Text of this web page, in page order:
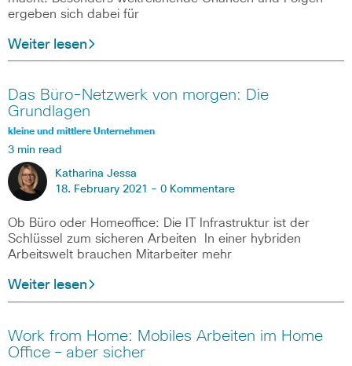
ergeben sich dabei für
Weiter lesen
Das Büro-Netzwerk von morgen: Die
Grundlagen
kleine und mittlere Unternehmen
3 min read
Katharina Jessa
18. February 2021 - 0 Kommentare
Ob Büro oder Homeoffice: Die IT Infrastruktur ist der
Schlüssel zum sicheren Arbeiten In einer hybriden
Arbeitswelt brauchen Mitarbeiter mehr
Weiter lesen
Work from Home: Mobiles Arbeiten im Home
Office – aber sicher